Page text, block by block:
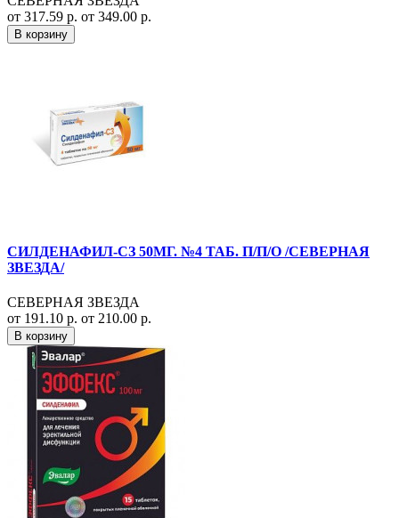
от 317.59 р. от 349.00 р.
В корзину
СИЛДЕНАФИЛ-СЗ 50МГ. №4 ТАБ. П/П/О /СЕВЕРНАЯ
ЗВЕЗДА/
СЕВЕРНАЯ ЗВЕЗДА
от 191.10 р. от 210.00 р.
В корзину